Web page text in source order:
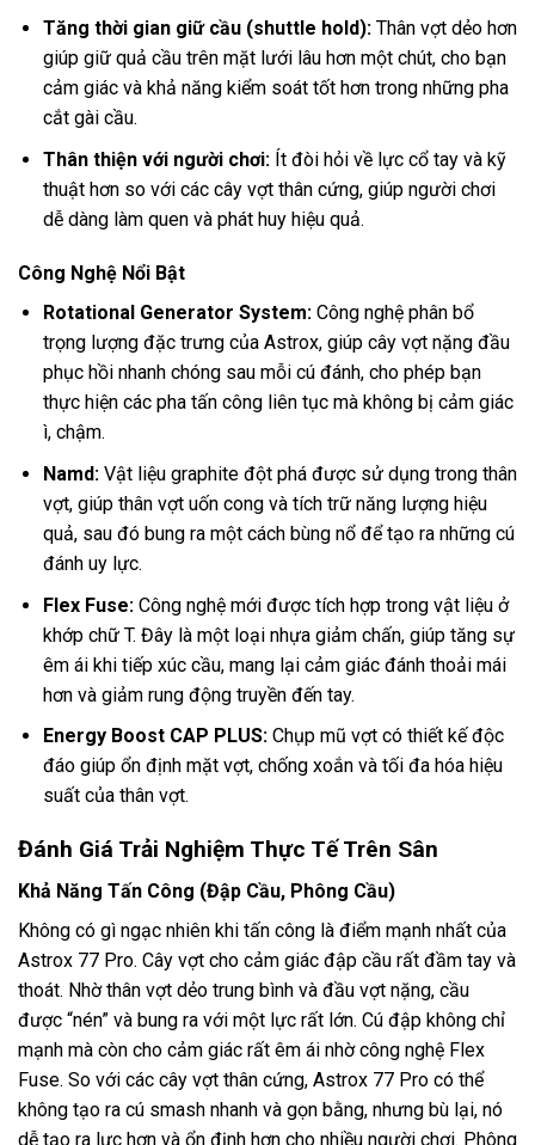
Tăng thời gian giữ cầu (shuttle hold):Thân vợt dẻo hơn
giúp giữ quả cầu trên mặt lưới lâu hơn một chút, cho bạn
cảm giác và khả năng kiểm soát tốt hơn trong những pha
cắt gài cầu.
Thân thiện với người chơi:Ít đòi hỏi về lực cổ tay và kỹ
thuật hơn so với các cây vợt thân cứng, giúp người chơi
dễ dàng làm quen và phát huy hiệu quả.
Công Nghệ Nổi Bật
Rotational Generator System:Công nghệ phân bổ
trọng lượng đặc trưng của Astrox, giúp cây vợt nặng đầu
phục hồi nhanh chóng sau mỗi cú đánh, cho phép bạn
thực hiện các pha tấn công liên tục mà không bị cảm giác
ì, chậm.
Namd:Vật liệu graphite đột phá được sử dụng trong thân
vợt, giúp thân vợt uốn cong và tích trữ năng lượng hiệu
quả, sau đó bung ra một cách bùng nổ để tạo ra những cú
đánh uy lực.
Flex Fuse:Công nghệ mới được tích hợp trong vật liệu ở
khớp chữ T. Đây là một loại nhựa giảm chấn, giúp tăng sự
êm ái khi tiếp xúc cầu, mang lại cảm giác đánh thoải mái
hơn và giảm rung động truyền đến tay.
Energy Boost CAP PLUS:Chụp mũ vợt có thiết kế độc
đáo giúp ổn định mặt vợt, chống xoắn và tối đa hóa hiệu
suất của thân vợt.
Đánh Giá Trải Nghiệm Thực Tế Trên Sân
Khả Năng Tấn Công (Đập Cầu, Phông Cầu)
Không có gì ngạc nhiên khi tấn công là điểm mạnh nhất của
Astrox 77 Pro. Cây vợt cho cảm giác đập cầu rất đầm tay và
thoát. Nhờ thân vợt dẻo trung bình và đầu vợt nặng, cầu
được “nén” và bung ra với một lực rất lớn. Cú đập không chỉ
mạnh mà còn cho cảm giác rất êm ái nhờ công nghệ Flex
Fuse. So với các cây vợt thân cứng, Astrox 77 Pro có thể
không tạo ra cú smash nhanh và gọn bằng, nhưng bù lại, nó
dễ tạo ra lực hơn và ổn định hơn cho nhiều người chơi. Phông